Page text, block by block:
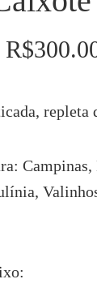
O
era:
R$
repleta